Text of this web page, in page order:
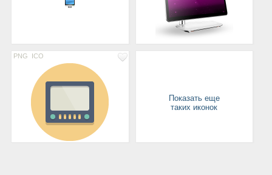
PNG ICO
Показать еще
таких иконок